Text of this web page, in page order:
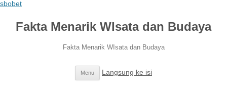
sbobet
Fakta Menarik WIsata dan Budaya
Fakta Menarik WIsata dan Budaya
Menu Langsung ke isi